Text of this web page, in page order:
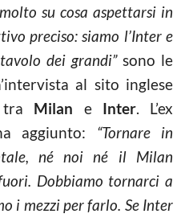
su cosa aspettarsi in
preciso: siamo l’Inter e
dei grandi”sono le
al sito inglese
Milan e Inter. L’ex
aggiunto: “Tornare in
né noi né il Milan
Dobbiamo tornarci a
i mezzi per farlo. Se Inter